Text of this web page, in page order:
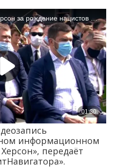
информационном
передаёт